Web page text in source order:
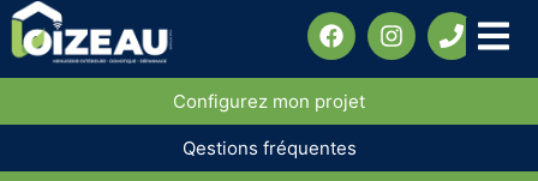
Configurez mon projet
Qestions fréquentes